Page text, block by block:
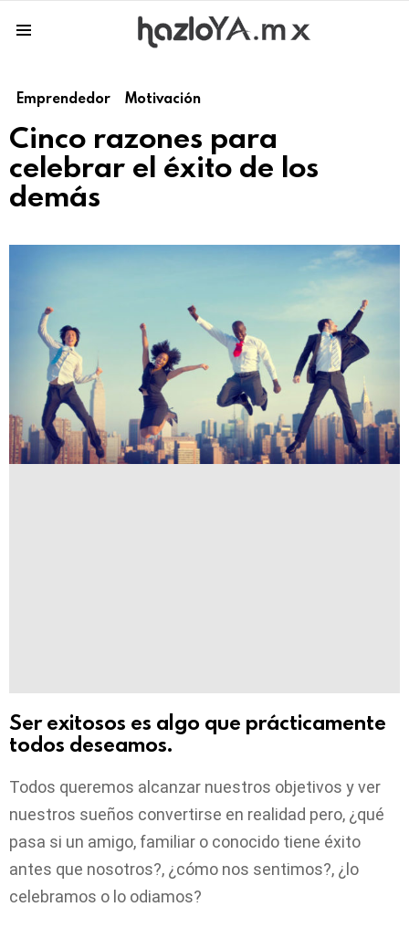
Emprendedor Motivación
Cinco razones para
celebrar el éxito de los
demás
Ser exitosos es algo que prácticamente
todos deseamos.
Todos queremos alcanzar nuestros objetivos y ver
nuestros sueños convertirse en realidad pero, ¿qué
pasa si un amigo, familiar o conocido tiene éxito
antes que nosotros?, ¿cómo nos sentimos?, ¿lo
celebramos o lo odiamos?